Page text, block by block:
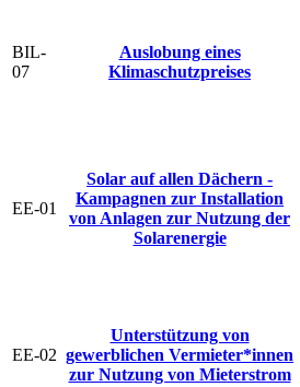
BIL-
07
Auslobung eines
Klimaschutzpreises
EE-01
Solar auf allen Dächern -
Kampagnen zur Installation
von Anlagen zur Nutzung der
Solarenergie
EE-02
Unterstützung von
gewerblichen Vermieter*innen
zur Nutzung von Mieterstrom